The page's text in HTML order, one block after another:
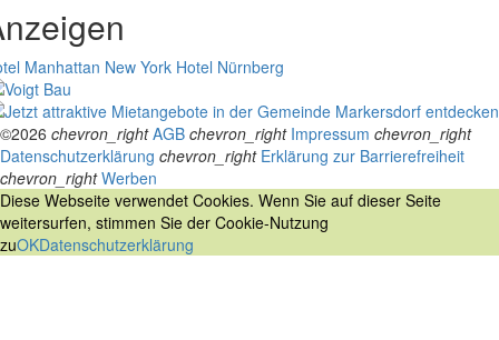
Manhattan New York Hotel Nürnberg
©2026 chevron_right AGB chevron_right Impressum chevron_right
Datenschutzerklärung chevron_right Erklärung zur Barrierefreiheit
chevron_right Werben
Diese Webseite verwendet Cookies. Wenn Sie auf dieser Seite
weitersurfen, stimmen Sie der Cookie-Nutzung
zuOKDatenschutzerklärung